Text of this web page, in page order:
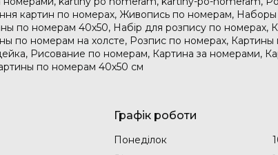
картин по номерах, Живопись по номерам,
по номерам 40х50, Набір для розпису по
по номерам на холсте, Розпис по номерах,
Рисование по номерам, Картина за номерами,
по номерам 40х50 см
Графік роботи
Понеділок